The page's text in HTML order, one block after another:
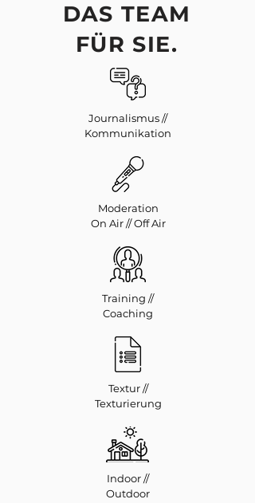
DAS TEAM
FÜR SIE.
Journalismus //
Kommunikation
Moderation
On Air // Off Air
Training //
Coaching
Textur //
Texturierung
Indoor //
Outdoor